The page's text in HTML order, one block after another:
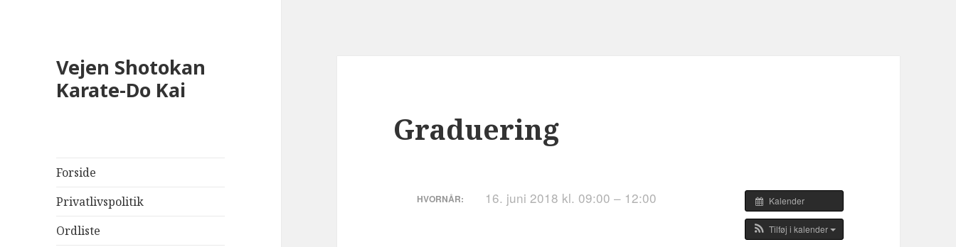
Vejen Shotokan
Karate-Do Kai
Forside
Privatlivspolitik
Ordliste
Graduering
Kalender
Tilføj i kalender
HVORNÅR: 16. juni 2018 kl. 09:00 – 12:00